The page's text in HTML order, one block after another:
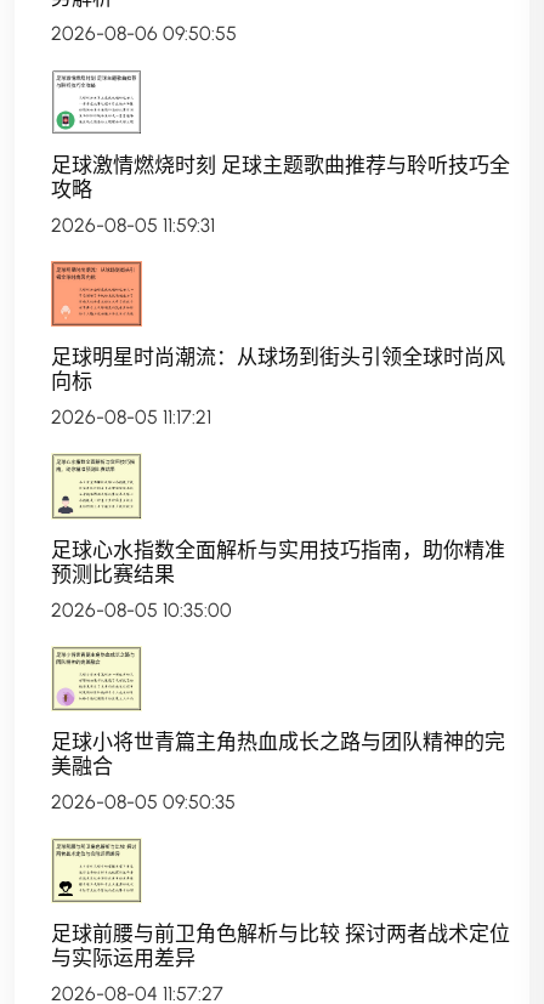
2026-08-06 09:50:55
足球激情燃烧时刻 足球主题歌曲推荐与聆听技巧全
攻略
2026-08-05 11:59:31
足球明星时尚潮流：从球场到街头引领全球时尚风
向标
2026-08-05 11:17:21
足球心水指数全面解析与实用技巧指南，助你精准
预测比赛结果
2026-08-05 10:35:00
足球小将世青篇主角热血成长之路与团队精神的完
美融合
2026-08-05 09:50:35
足球前腰与前卫角色解析与比较 探讨两者战术定位
与实际运用差异
2026-08-04 11:57:27